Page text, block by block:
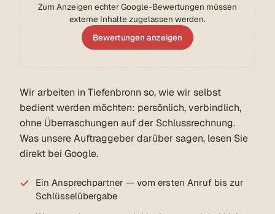
Zum Anzeigen echter Google-Bewertungen müssen
externe Inhalte zugelassen werden.
Bewertungen anzeigen
Wir arbeiten in Tiefenbronn so, wie wir selbst
bedient werden möchten: persönlich, verbindlich,
ohne Überraschungen auf der Schlussrechnung.
Was unsere Auftraggeber darüber sagen, lesen Sie
direkt bei Google.
Ein Ansprechpartner — vom ersten Anruf bis zur
Schlüsselübergabe